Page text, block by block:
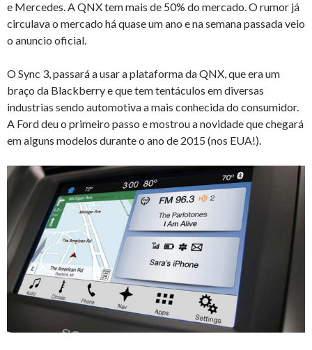
e Mercedes. A QNX tem mais de 50% do mercado. O rumor já
circulava o mercado há quase um ano e na semana passada veio
o anuncio oficial.
O Sync 3, passará a usar a plataforma da QNX, que era um
braço da Blackberry e que tem tentáculos em diversas
industrias sendo automotiva a mais conhecida do consumidor.
A Ford deu o primeiro passo e mostrou a novidade que chegará
em alguns modelos durante o ano de 2015 (nos EUA!).